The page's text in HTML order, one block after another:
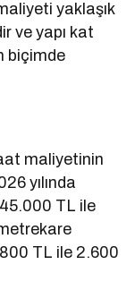
yaklaşık
ve yapı kat
biçimde
maliyetinin
yılında
TL ile
TL ile 2.600